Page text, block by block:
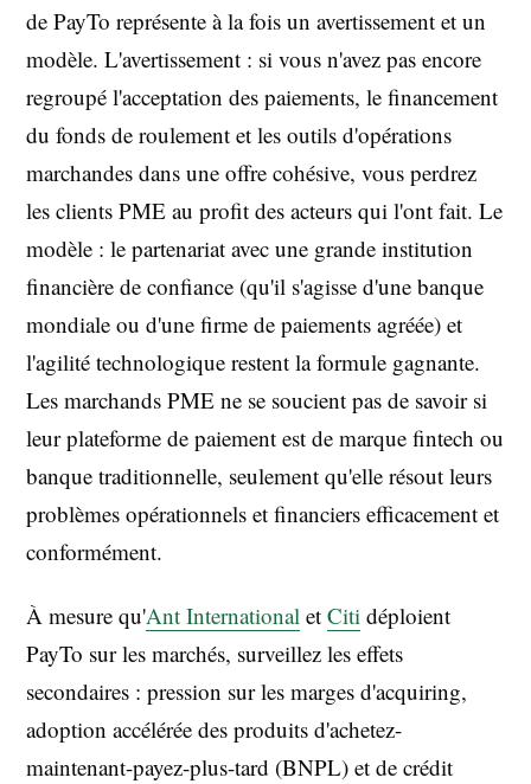
de PayTo représente à la fois un avertissement et un
modèle. L'avertissement : si vous n'avez pas encore
regroupé l'acceptation des paiements, le financement
du fonds de roulement et les outils d'opérations
marchandes dans une offre cohésive, vous perdrez
les clients PME au profit des acteurs qui l'ont fait. Le
modèle : le partenariat avec une grande institution
financière de confiance (qu'il s'agisse d'une banque
mondiale ou d'une firme de paiements agréée) et
l'agilité technologique restent la formule gagnante.
Les marchands PME ne se soucient pas de savoir si
leur plateforme de paiement est de marque fintech ou
banque traditionnelle, seulement qu'elle résout leurs
problèmes opérationnels et financiers efficacement et
conformément.
À mesure qu'Ant International et Citi déploient
PayTo sur les marchés, surveillez les effets
secondaires : pression sur les marges d'acquiring,
adoption accélérée des produits d'achetez-
maintenant-payez-plus-tard (BNPL) et de crédit